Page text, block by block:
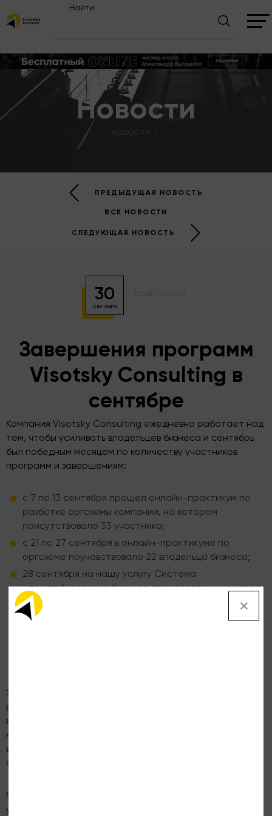
Найти
Новости
НОВОСТИ
ПРЕДЫДУЩАЯ НОВОСТЬ
ВСЕ НОВОСТИ
СЛЕДУЮЩАЯ НОВОСТЬ
30
СЕНТЯБРЯ
ПОДЕЛИТЬСЯ
Завершения программ
Visotsky Consulting в
сентябре
Компания Visotsky Consulting ежедневно работает над
тем, чтобы усиливать владельцев бизнеса и сентябрь
был победным месяцем по количеству участников
программ и завершениям:
с 7 по 13 сентября прошел онлайн-практикум по
разботке оргсхемы компании, на котором
присутствовало 33 участника;
с 21 по 27 сентября в онлайн-практикуме по
оргсхеме поучавствовало 22 владельца бизнеса;
28 сентября на нашу услугу Система
масштабирования бизнеса стартовало рекондрое
количество участников - 112!
11 сентября закончила свое обучение московская
Эти цифры означают, что еще 55 владельцев
разработали оргсхемы для своих компаний, 112
владельцев узнали какие инструменты управления
необходимы для кратного роста бизнеса, 12
владельцев полностью внедрили систему управления в
своей компании.
О практикуме по оргсхеме детальнее вы можете
узнать